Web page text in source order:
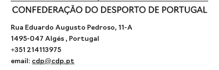
Rua Eduardo Augusto Pedroso, 11-A
1495-047 Algés , Portugal
+351 214113975
email: cdp@cdp.pt